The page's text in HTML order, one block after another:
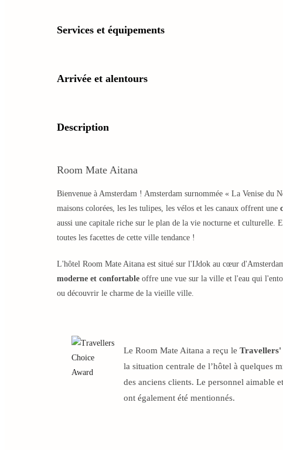
Services et équipements
Arrivée et alentours
Description
Room Mate Aitana
Bienvenue à Amsterdam ! Amsterdam surnommée « La Venise du
maisons colorées, les les tulipes, les vélos et les canaux offrent une
aussi une capitale riche sur le plan de la vie nocturne et culturelle.
toutes les facettes de cette ville tendance !
L'hôtel Room Mate Aitana est situé sur l'IJdok au cœur
moderne et confortable offre une vue sur la ville et l'eau qui
ou découvrir le charme de la vieille ville.
Le Room Mate Aitana a reçu le Travellers'
la situation centrale de l’hôtel à quelques
des anciens clients. Le personnel aimable
ont également été mentionnés.